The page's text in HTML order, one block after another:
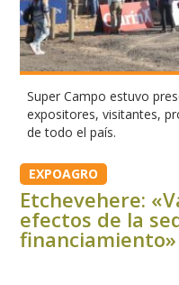
Super Campo estuvo
expositores, visitantes,
de todo el país.
EXPOAGRO
Etchevehere:
efectos de la
financiamiento»